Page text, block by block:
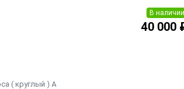
( круглый ) A
В наличии
40 000